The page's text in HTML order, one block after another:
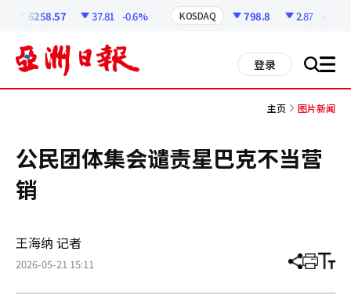
6258.57 37.81 -0.6% KOSDAQ 798.8 2.87 -0.36%
登录 搜 all
主页 图片新闻
公民团体集会谴责星巴克不当营
销
王海纳 记者
2026-05-21 15:11 分
章
打 调
小